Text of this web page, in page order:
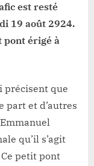
est resté
19 août 2924.
pont érigé à
précisent que
part et d’autres
qu’il s’agit
petit pont